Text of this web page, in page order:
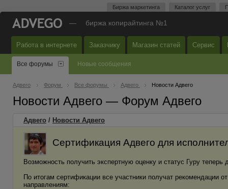
Биржа маркетинга Каталог услуг
— биржа копирайтинга №1
Работа в интернете Заказчику Магазин статей Сервис
Все форумы Новые сообщения
Адвего Форум Все форумы Адвего Новости Адвего
Новости Адвего — Форум Адвего
Адвего / Новости Адвего
Сертификация Адвего для
Возможность получить экспертную оценку и статус Гуру
По итогам сертификации все участники получат
направлениям: